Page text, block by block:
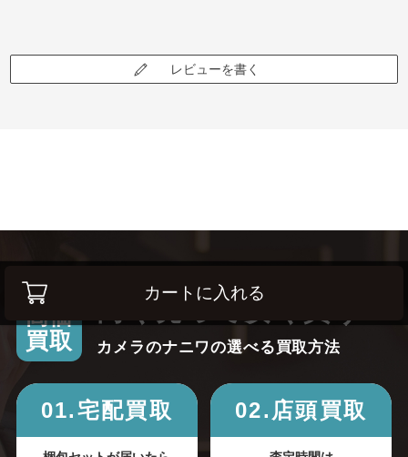
カートに入れる
レビューを書く
高価
買取
高く売って安く買う！
カメラのナニワの選べる買取方法
01.宅配買取 02.店頭買取